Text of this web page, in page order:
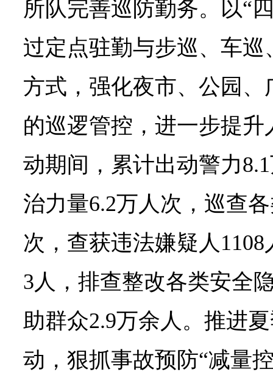
所队完善巡防勤务。以“
过定点驻勤与步巡、车
方式，强化夜市、公园
的巡逻管控，进一步提
动期间，累计出动警力
治力量6.2万人次，巡查
次，查获违法嫌疑人
3人，排查整改各类安全
助群众2.9万余人。推进
动，狠抓事故预防“减量